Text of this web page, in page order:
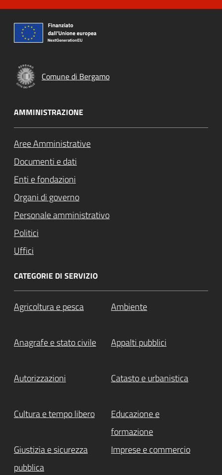
Comune di Bergamo
AMMINISTRAZIONE
Aree Amministrative
Documenti e dati
Enti e fondazioni
Organi di governo
Personale amministrativo
Politici
Uffici
CATEGORIE DI SERVIZIO
Agricoltura e pesca Ambiente
Anagrafe e stato civile Appalti pubblici
Autorizzazioni Catasto e urbanistica
Cultura e tempo libero
Educazione e
formazione
Giustizia e sicurezza
pubblica
Imprese e commercio